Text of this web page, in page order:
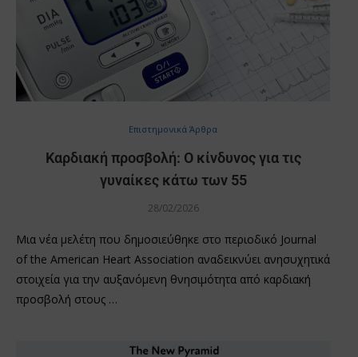
Επιστημονικά Άρθρα
Καρδιακή προσβολή: Ο κίνδυνος για τις
γυναίκες κάτω των 55
28/02/2026
Μια νέα μελέτη που δημοσιεύθηκε στο περιοδικό Journal
of the American Heart Association αναδεικνύει ανησυχητικά
στοιχεία για την αυξανόμενη θνησιμότητα από καρδιακή
προσβολή στους …